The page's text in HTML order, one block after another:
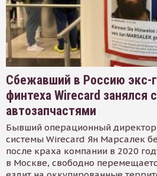
Сбежавший в Россию экс-
финтеха Wirecard занялся
автозапчастями
Бывший операционный
системы Wirecard Ян Марсалек
после краха компании в 2020
в Москве, свободно